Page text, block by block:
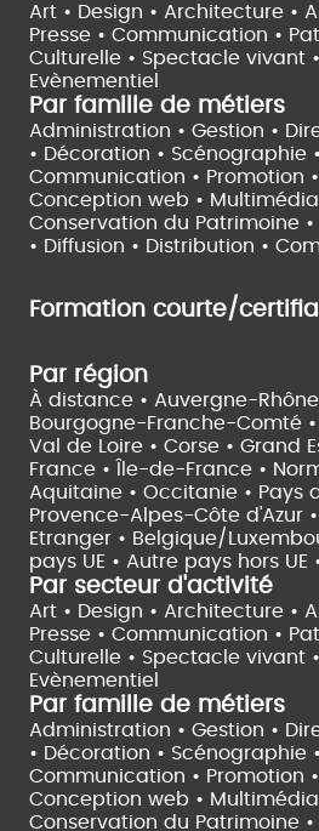
Art • Design • Architecture •
Presse • Communication •
Culturelle • Spectacle vivant •
Evènementiel
Par famille de métiers
Administration • Gestion •
• Décoration • Scénographie •
Communication • Promotion
Conception web • Multimédia
Conservation du Patrimoine
• Diffusion • Distribution •
Formation courte/
Par région
À distance • Auvergne-
Bourgogne-Franche-Comté •
Val de Loire • Corse • Grand
France •
Île-de-France •
Aquitaine • Occitanie • Pays
Provence-Alpes-Côte d'Azur •
Etranger • Belgique/
pays UE • Autre pays hors UE
Par secteur d'activité
Art • Design • Architecture •
Presse • Communication •
Culturelle • Spectacle vivant •
Evènementiel
Par famille de métiers
Administration • Gestion •
• Décoration • Scénographie •
Communication • Promotion
Conception web • Multimédia
Conservation du Patrimoine